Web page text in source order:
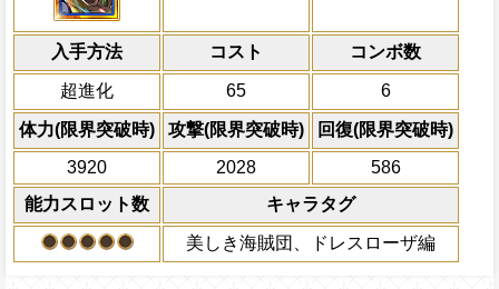
入手方法 コスト コンボ数
超進化 65 6
体力(限界突破時) 攻撃(限界突破時)
回復(限界突破時)
3920
2028
586
能力スロット数
キャラタグ
美しき海賊団、ドレスローザ編
トに変換、([お邪魔]も変換可能)、2ター
ットを固定、自分の攻撃を2.25倍、自分
を倍にする
上限突破
敵全体にキャラの攻撃×100倍の無属性ダ
味にかかっている有利な効果を全て打消
ている痺れ状態を完全解除、全てのスロ
トに変換、([お邪魔]も変換可)し、2ター
とスロットの影響を3.5倍にする
必殺技
ターン数：10
全ての防御効果・防
外のダメージを1にす
て敵全体に200万ダメ
プレイヤーの一味の
属性スロットに変換
ーンを2短縮する
アクション
2ターンの間敵全体の
を30%下げ、野心タ
対象
攻撃可能キャラ全員で攻撃し自分の
自分の基礎攻撃力が+200される
ダメージを受けた次のターン、自分
+150される/被ダメージ量上昇状態を
スロット封じを10ターン回復する
PEFECTならば90%の確率でダメー
の体力が1.25倍、攻撃を5倍、自分の攻撃
[力][速] [技] スロットも有利スロット扱
属性の仲間の速度アップ Lv.4
Lv3
最大Lv.120
船長効果：冒険開始時自分の必殺
し、力・技・速属性の体力が1.25
分の攻撃を5.5倍にし、一味は[力]
有利スロット扱いになる
最大Lv.130
海賊祭必殺技：大範囲の敵に攻撃
を与え、自分の攻撃アップ
Lv.7(30秒)